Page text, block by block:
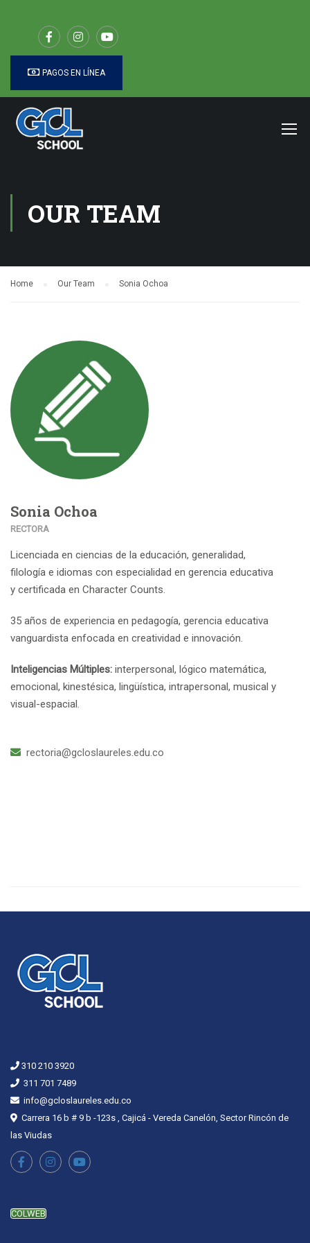
PAGOS EN LÍNEA
OUR TEAM
Home Our Team Sonia Ochoa
Sonia Ochoa
RECTORA
Licenciada en ciencias de la educación, generalidad,
filología e idiomas con especialidad en gerencia educativa
y certificada en Character Counts.
35 años de experiencia en pedagogía, gerencia educativa
vanguardista enfocada en creatividad e innovación.
Inteligencias Múltiples: interpersonal, lógico matemática,
emocional, kinestésica, lingüística, intrapersonal, musical y
visual-espacial.
rectoria@gcloslaureles.edu.co
310 210 3920
311 701 7489
info@gcloslaureles.edu.co
Carrera 16 b # 9 b -123s , Cajicá - Vereda Canelón, Sector Rincón de
las Viudas
COLWEB